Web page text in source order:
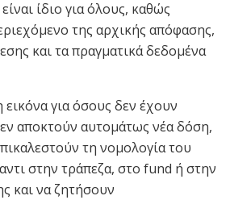
ίδιο για όλους, καθώς
της αρχικής απόφασης,
και τα πραγματικά δεδομένα
εικόνα για όσους δεν έχουν
αποκτούν αυτομάτως νέα δόση,
τη νομολογία του
στην τράπεζα, στο fund ή στην
και να ζητήσουν